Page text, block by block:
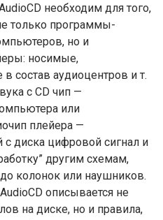
необходим для того,
только программы-
но и
носимые,
состав аудиоцентров и т.
с CD чип —
или
плейера —
диска цифровой сигнал и
другим схемам,
колонок или наушников.
описывается не
на диске, но и правила,